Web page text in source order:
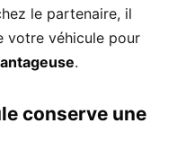
le partenaire, il
votre véhicule pour
.
conserve une